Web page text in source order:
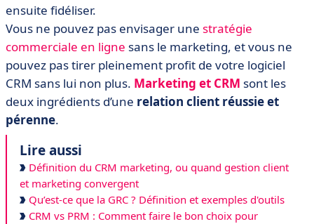
ensuite fidéliser.
Vous ne pouvez pas envisager une stratégie
commerciale en ligne sans le marketing, et vous ne
pouvez pas tirer pleinement profit de votre logiciel
CRM sans lui non plus. Marketing et CRM sont les
deux ingrédients d’une relation client réussie et
pérenne.
Lire aussi
Définition du CRM marketing, ou quand gestion client
et marketing convergent
Qu’est-ce que la GRC ? Définition et exemples d'outils
CRM vs PRM : Comment faire le bon choix pour